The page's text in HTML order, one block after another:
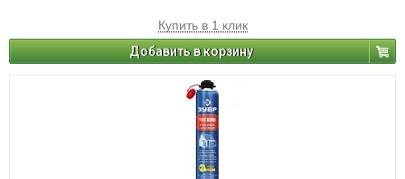
Купить в 1 клик
Добавить в корзину